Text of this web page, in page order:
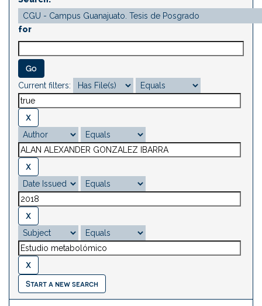
for
Current filters:
Start a new search